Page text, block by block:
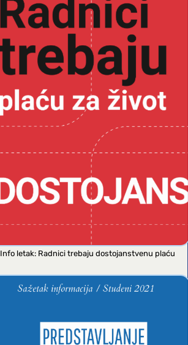
Info letak: Radnici trebaju dostojanstvenu plaću